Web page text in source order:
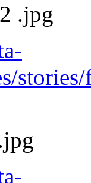
.jpg